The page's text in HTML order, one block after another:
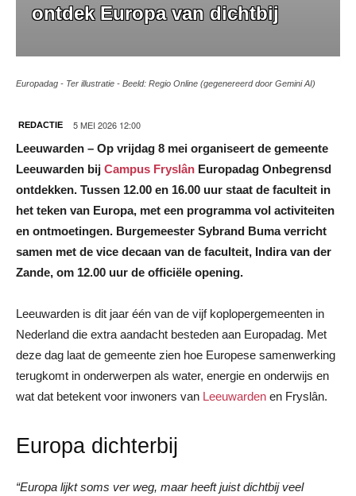
ontdek Europa van dichtbij
Europadag - Ter illustratie - Beeld: Regio Online (gegenereerd door Gemini AI)
REDACTIE 5 MEI 2026 12:00
Leeuwarden – Op vrijdag 8 mei organiseert de gemeente
Leeuwarden bij Campus Fryslân Europadag Onbegrensd
ontdekken. Tussen 12.00 en 16.00 uur staat de faculteit in
het teken van Europa, met een programma vol activiteiten
en ontmoetingen. Burgemeester Sybrand Buma verricht
samen met de vice decaan van de faculteit, Indira van der
Zande, om 12.00 uur de officiële opening.
Leeuwarden is dit jaar één van de vijf koplopergemeenten in
Nederland die extra aandacht besteden aan Europadag. Met
deze dag laat de gemeente zien hoe Europese samenwerking
terugkomt in onderwerpen als water, energie en onderwijs en
wat dat betekent voor inwoners van Leeuwarden en Fryslân.
Europa dichterbij
“Europa lijkt soms ver weg, maar heeft juist dichtbij veel